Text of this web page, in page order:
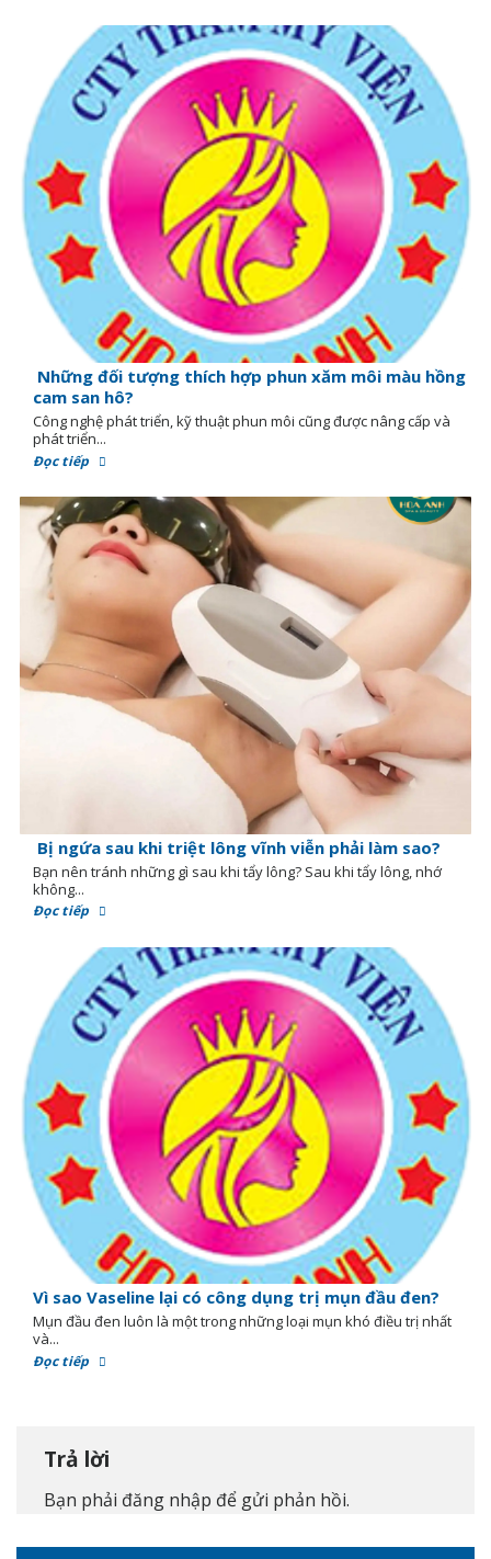
Những đối tượng thích hợp phun xăm môi màu hồng
cam san hô?
Công nghệ phát triển, kỹ thuật phun môi cũng được nâng cấp và
phát triển...
Đọc tiếp
Bị ngứa sau khi triệt lông vĩnh viễn phải làm sao?
Bạn nên tránh những gì sau khi tẩy lông? Sau khi tẩy lông, nhớ
không...
Đọc tiếp
Vì sao Vaseline lại có công dụng trị mụn đầu đen?
Mụn đầu đen luôn là một trong những loại mụn khó điều trị nhất
và...
Đọc tiếp
Trả lời
Bạn phải đăng nhập để gửi phản hồi.